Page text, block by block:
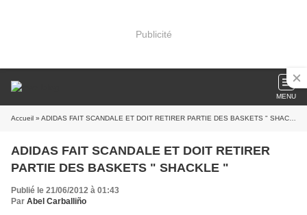
Publicité
MENU
Accueil » ADIDAS FAIT SCANDALE ET DOIT RETIRER PARTIE DES BASKETS " SHACKLE "
ADIDAS FAIT SCANDALE ET DOIT RETIRER
PARTIE DES BASKETS " SHACKLE "
Publié le 21/06/2012 à 01:43
Par Abel Carballiño